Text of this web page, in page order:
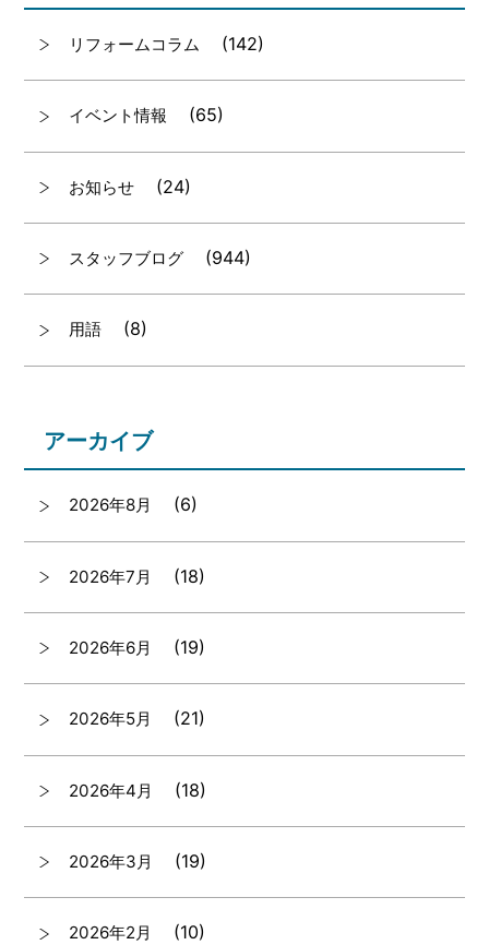
リフォームコラム (142)
イベント情報 (65)
お知らせ (24)
スタッフブログ (944)
用語 (8)
アーカイブ
2026年8月 (6)
2026年7月 (18)
2026年6月 (19)
2026年5月 (21)
2026年4月 (18)
2026年3月 (19)
2026年2月 (10)